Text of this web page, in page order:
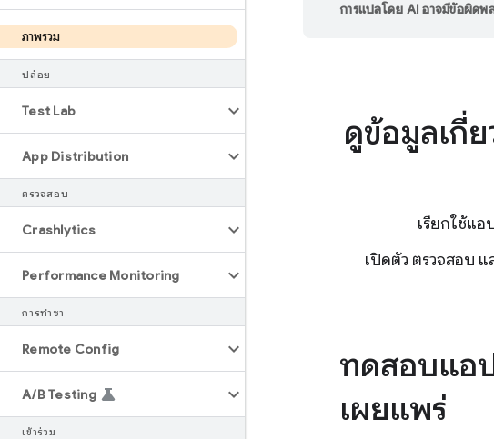
ภาพรวม
ปล่อย
Test Lab
App Distribution
ตรวจสอบ
Crashlytics
Performance Monitoring
การทำซ้ำ
Remote Config
A/B Testing
เข้าร่วม
การแปลโดย AI อาจมีข้อผิดพ
ดูข้อมูลเกี่
เรียกใช้แ
เปิดตัว ตรวจสอบ
ทดสอบแอ
เผยแพร่